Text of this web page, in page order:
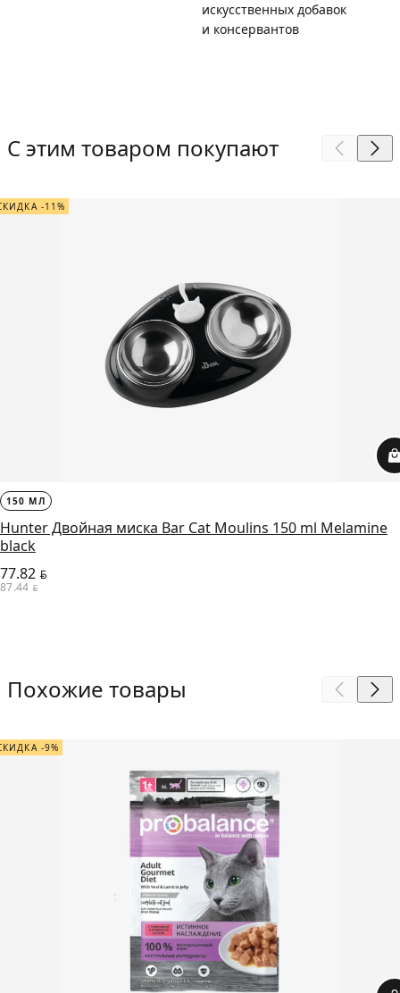
искусственных добавок
и консервантов
С этим товаром покупают
-11%
150 МЛ
Hunter Двойная миска Bar Cat Moulins 150 ml Melamine
black
77.82 BYN
87.44 BYN
Похожие товары
-9%